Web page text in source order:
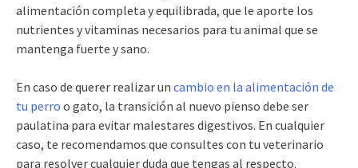
alimentación completa y equilibrada, que le aporte los
nutrientes y vitaminas necesarios para tu animal que se
mantenga fuerte y sano.
En caso de querer realizar un cambio en la alimentación de
tu perro o gato, la transición al nuevo pienso debe ser
paulatina para evitar malestares digestivos. En cualquier
caso, te recomendamos que consultes con tu veterinario
para resolver cualquier duda que tengas al respecto.